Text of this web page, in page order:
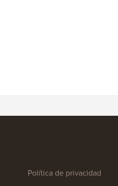
Política de privacidad